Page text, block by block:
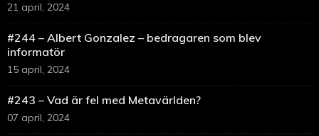
21 april, 2024
#244 – Albert Gonzalez – bedragaren som blev
informatör
15 april, 2024
#243 – Vad är fel med Metavärlden?
07 april, 2024